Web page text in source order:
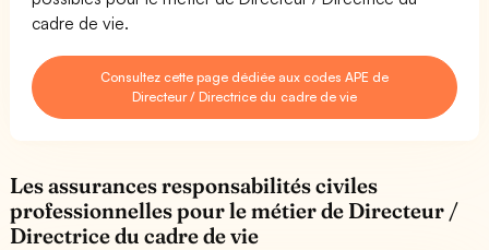
cadre de vie.
Consultez cette page dédiée aux codes APE de
Directeur / Directrice du cadre de vie
Les assurances responsabilités civiles
professionnelles pour le métier de Directeur /
Directrice du cadre de vie